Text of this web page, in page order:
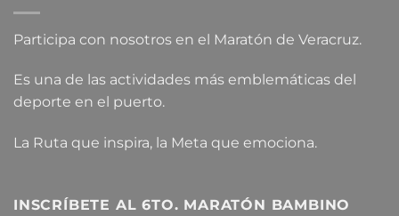
Participa con nosotros en el Maratón de Veracruz.
Es una de las actividades más emblemáticas del
deporte en el puerto.
La Ruta que inspira, la Meta que emociona.
INSCRÍBETE AL 6TO. MARATÓN BAMBINO